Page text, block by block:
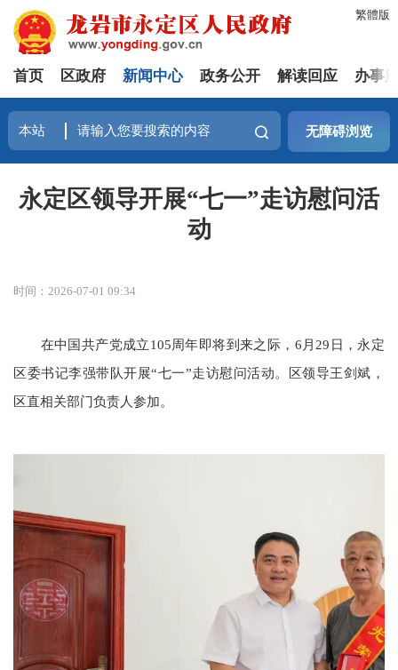
繁體版
首页 区政府 新闻中心 政务公开 解读回应 办事
无障碍浏览
永定区领导开展“七一”走访慰问活
动
时间：2026-07-01 09:34
在中国共产党成立105周年即将到来之际，6月29日，永定
区委书记李强带队开展“七一”走访慰问活动。区领导王剑斌，
区直相关部门负责人参加。